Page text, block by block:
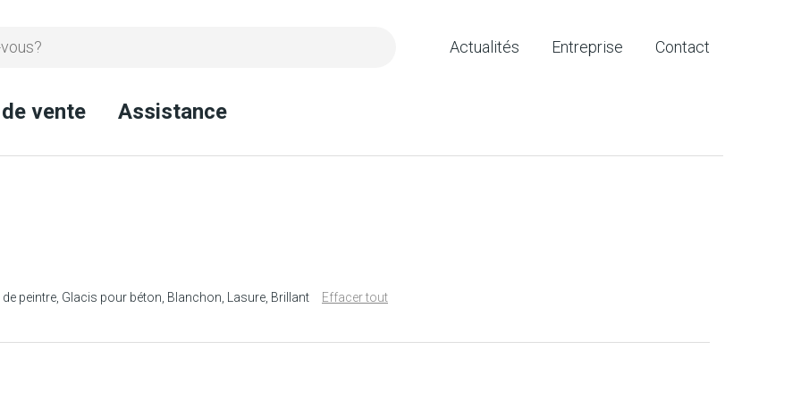
vente Assistance
Actualités Entreprise Contact
peintre Glacis pour béton Blanchon Lasure Brillant Effacer tout